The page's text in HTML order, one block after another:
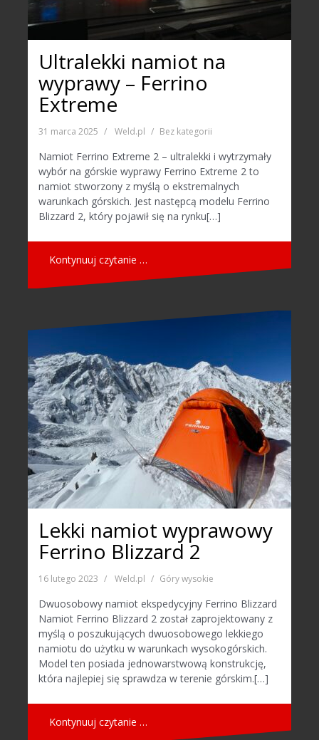
Ultralekki namiot na
wyprawy – Ferrino
Extreme
31 marca 2025 Weld.pl Bez kategorii
Namiot Ferrino Extreme 2 – ultralekki i wytrzymały
wybór na górskie wyprawy Ferrino Extreme 2 to
namiot stworzony z myślą o ekstremalnych
warunkach górskich. Jest następcą modelu Ferrino
Blizzard 2, który pojawił się na rynku[…]
Kontynuuj czytanie …
Lekki namiot wyprawowy
Ferrino Blizzard 2
16 lutego 2023 Weld.pl Góry wysokie
Dwuosobowy namiot ekspedycyjny Ferrino Blizzard
Namiot Ferrino Blizzard 2 został zaprojektowany z
myślą o poszukujących dwuosobowego lekkiego
namiotu do użytku w warunkach wysokogórskich.
Model ten posiada jednowarstwową konstrukcję,
która najlepiej się sprawdza w terenie górskim.[…]
Kontynuuj czytanie …